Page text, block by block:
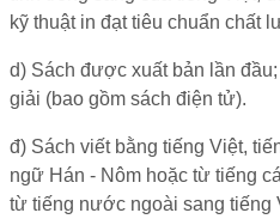
kỹ thuật in đạt tiêu chuẩn chất
d) Sách được xuất bản lần
giải (bao gồm sách điện tử).
đ) Sách viết bằng tiếng Việt,
ngữ Hán - Nôm hoặc từ tiếng
từ tiếng nước ngoài sang tiếng